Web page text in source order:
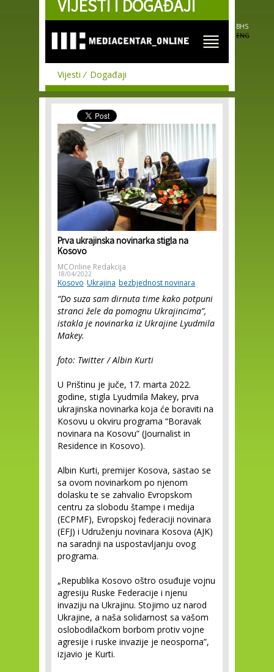
Skip to
main
VIJESTI I DOGAĐAJI
BHS
ENG
Vijesti Događaji
Prva ukrajinska novinarka stigla na
Kosovo
MCOnline Redakcija
18/04/2022
Kosovo Ukrajina bezbjednost novinara
“Do suza sam dirnuta time kako potpuni
stranci žele da pomognu Ukrajincima”,
istakla je novinarka iz Ukrajine Lyudmila
Makey.
foto: Twitter / Albin Kurti
U Prištinu je juče, 17. marta 2022.
godine, stigla Lyudmila Makey, prva
ukrajinska novinarka koja će boraviti na
Kosovu u okviru programa “Boravak
novinara na Kosovu” (Journalist in
Residence in Kosovo).
Albin Kurti, premijer Kosova, sastao se
sa ovom novinarkom po njenom
dolasku te se zahvalio Evropskom
centru za slobodu štampe i medija
(ECPMF), Evropskoj federaciji novinara
(EFJ) i Udruženju novinara Kosova (AJK)
na saradnji na uspostavljanju ovog
programa.
„Republika Kosovo oštro osuđuje vojnu
agresiju Ruske Federacije i njenu
invaziju na Ukrajinu. Stojimo uz narod
Ukrajine, a naša solidarnost sa vašom
oslobodilačkom borbom protiv vojne
agresije i ruske invazije je neosporna”,
izjavio je Kurti.